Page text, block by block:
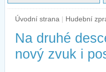
Úvodní strana | Hudební
Na druhé
nový zvuk i